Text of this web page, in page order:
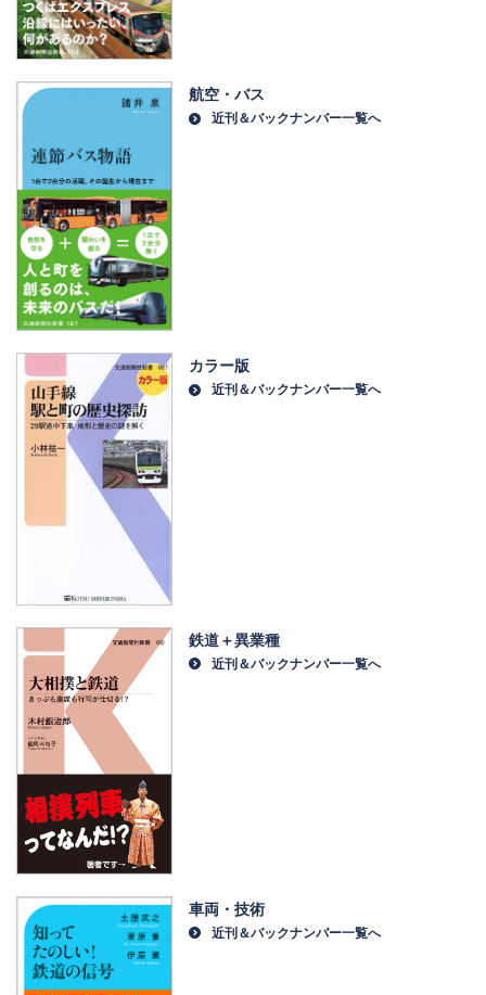
航空・バス
近刊＆バックナンバー一覧へ
カラー版
近刊＆バックナンバー一覧へ
鉄道＋異業種
近刊＆バックナンバー一覧へ
車両・技術
近刊＆バックナンバー一覧へ